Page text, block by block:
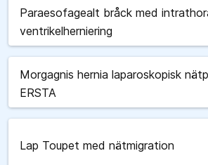
Paraesofagealt bråck med
ventrikelherniering
Morgagnis hernia laparoskopisk
ERSTA
Lap Toupet med nätmigration